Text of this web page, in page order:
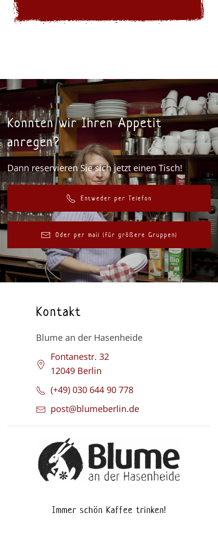
Konnten wir Ihren Appetit
anregen?
Dann reservieren Sie sich jetzt einen Tisch!
Entweder per Telefon
Oder per mail (für größere Gruppen)
Kontakt
Blume an der Hasenheide
Fontanestr. 32
12049 Berlin
(+49) 030 644 90 778
post@blumeberlin.de
Immer schön Kaffee trinken!